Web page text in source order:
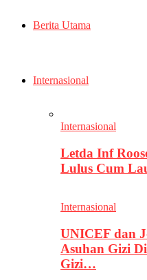
Berita Utama
Internasional
Internasional
Letda Inf
Lulus Cum
Internasional
UNICEF dan
Asuhan Gizi
Gizi…